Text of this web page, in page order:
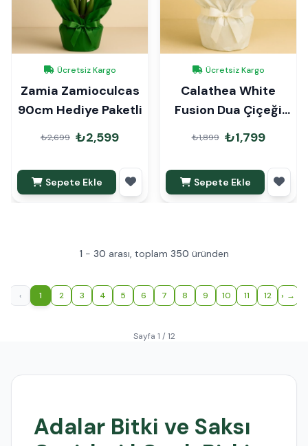
Ücretsiz Kargo
Zamia Zamioculcas
90cm Hediye Paketli
₺2,699 ₺2,599
Sepete Ekle
Ücretsiz Kargo
Calathea White
Fusion Dua Çiçeği
Hediye Paketli
₺1,899 ₺1,799
Sepete Ekle
1 - 30 arası, toplam 350 üründen
‹ 1 2 3 4 5 6 7 8 9 10 11 12 ›
Sayfa 1 / 12
Adalar Bitki ve Saksı